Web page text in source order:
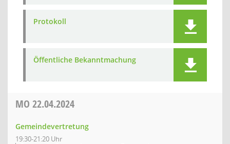
Protokoll
Öffentliche Bekanntmachung
MO 22.04.2024
Gemeindevertretung
19:30-21:20 Uhr